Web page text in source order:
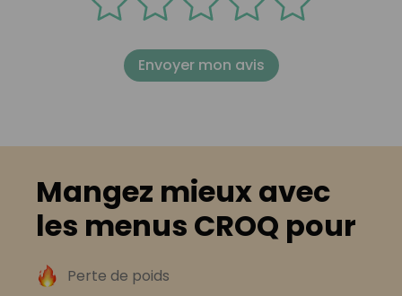
Envoyer mon avis
Mangez mieux avec
les menus CROQ pour
Perte de poids